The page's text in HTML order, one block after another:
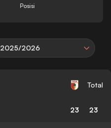
Posisi
2025/2026
Total
23 23